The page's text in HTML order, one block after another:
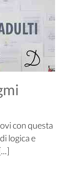
con questa
logica e